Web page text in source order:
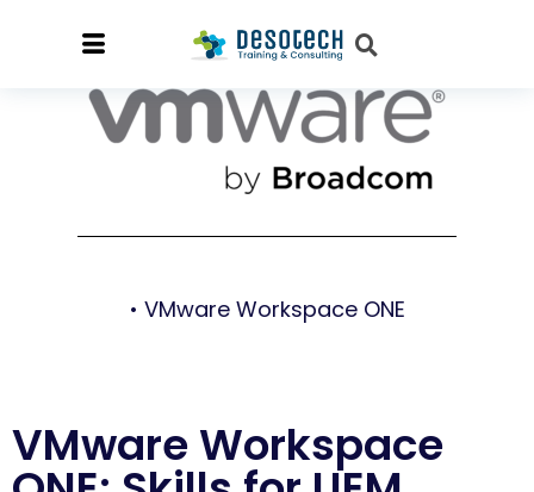
VMware Workspace
• VMware Workspace ONE